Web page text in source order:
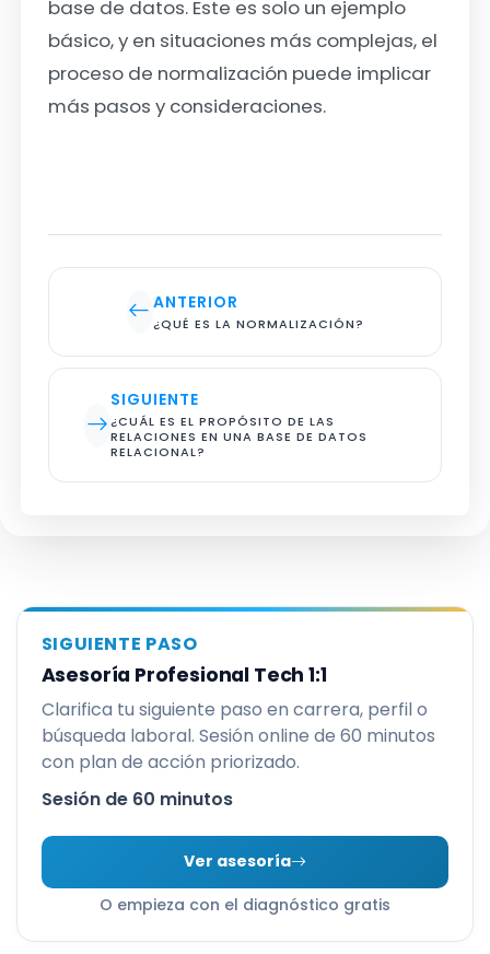
base de datos. Este es solo un ejemplo
básico, y en situaciones más complejas, el
proceso de normalización puede implicar
más pasos y consideraciones.
ANTERIOR
¿QUÉ ES LA NORMALIZACIÓN?
SIGUIENTE
¿CUÁL ES EL PROPÓSITO DE LAS
RELACIONES EN UNA BASE DE DATOS
RELACIONAL?
SIGUIENTE PASO
Asesoría Profesional Tech 1:1
Clarifica tu siguiente paso en carrera, perfil o
búsqueda laboral. Sesión online de 60 minutos
con plan de acción priorizado.
Sesión de 60 minutos
Ver asesoría
O empieza con el diagnóstico gratis